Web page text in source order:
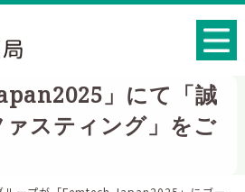
」にて「誠
ァスティング」をご